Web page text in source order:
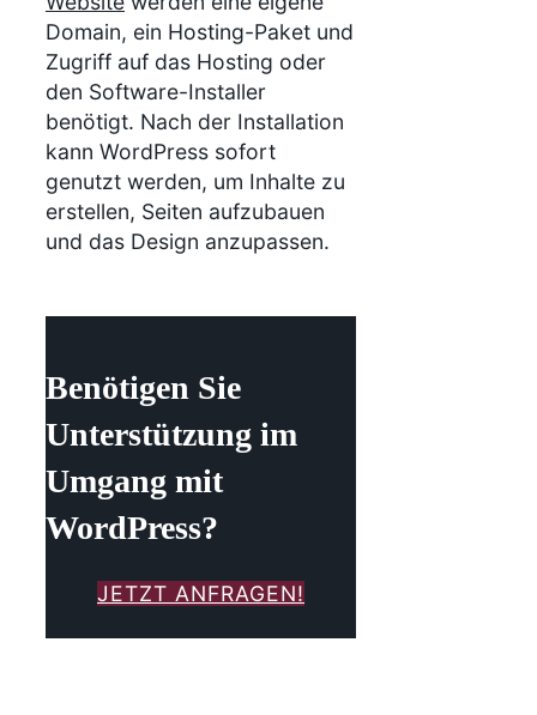
Domain, ein Hosting-Paket und
Zugriff auf das Hosting oder
den Software-Installer
benötigt. Nach der Installation
kann WordPress sofort
genutzt werden, um Inhalte zu
erstellen, Seiten aufzubauen
und das Design anzupassen.
Benötigen Sie
Unterstützung im
Umgang mit
WordPress?
JETZT ANFRAGEN!